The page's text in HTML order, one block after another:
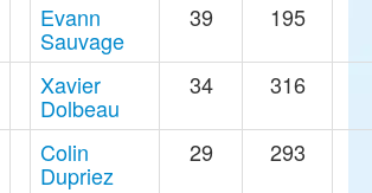
Evann
Sauvage
39 195
Xavier
Dolbeau
34 316
Colin
Dupriez
29 293